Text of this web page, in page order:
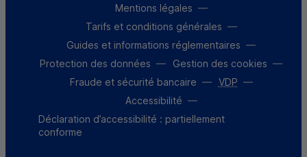
Mentions légales
Tarifs et conditions générales
Guides et informations réglementaires
Protection des données
Gestion des cookies
Fraude et sécurité bancaire
VDP
Accessibilité
Déclaration d’accessibilité : partiellement
conforme